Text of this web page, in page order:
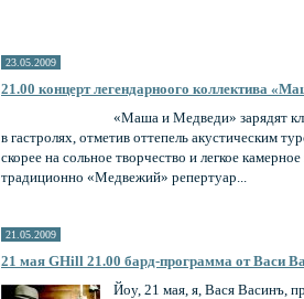
23.05.2009
21.00 концерт легендарноого коллектива
«Маша и Медведи» зарядят
в гастролях, отметив оттепель акустическим
скорее на сольное творчество и легкое
традиционно «Медвежий» репертуар...
21.05.2009
21 мая GHill 21.00 бард-программа от Васи
Йоу, 21 мая, я, Вася Васинъ,